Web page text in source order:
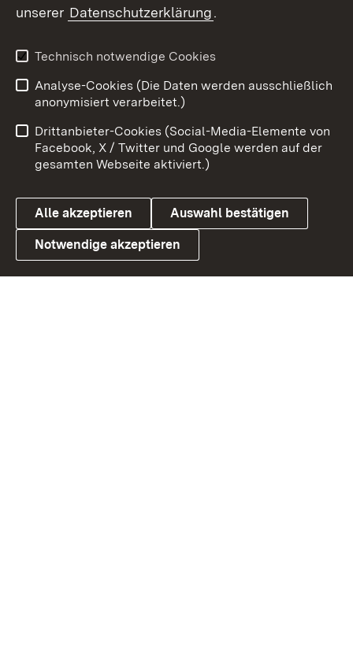
X / Twitter
Youtube
Link zum Landesportal
Benutzungshinweise
Barrierefreiheit
Datenschutz
Cookies
unserer Datenschutzerklärung.
Technisch notwendige Cookies
Analyse-Cookies (Die Daten werden ausschließlich
anonymisiert verarbeitet.)
Drittanbieter-Cookies (Social-Media-Elemente von
Facebook, X / Twitter und Google werden auf der
gesamten Webseite aktiviert.)
Alle akzeptieren Auswahl bestätigen
Notwendige akzeptieren